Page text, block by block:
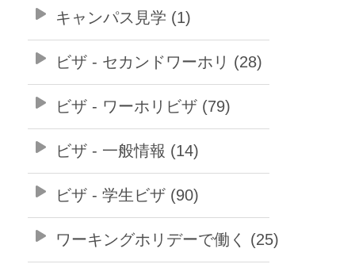
キャンパス見学 (1)
ビザ - セカンドワーホリ (28)
ビザ - ワーホリビザ (79)
ビザ - 一般情報 (14)
ビザ - 学生ビザ (90)
ワーキングホリデーで働く (25)